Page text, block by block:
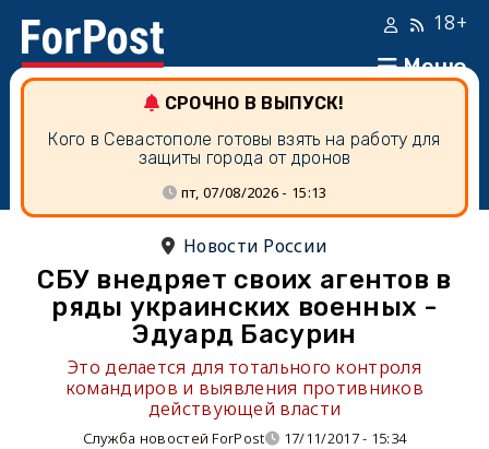
Меню
18+
СРОЧНО В ВЫПУСК!
Кого в Севастополе готовы взять на работу для
защиты города от дронов
пт, 07/08/2026 - 15:13
Новости России
СБУ внедряет своих агентов в
ряды украинских военных -
Эдуард Басурин
Это делается для тотального контроля
командиров и выявления противников
действующей власти
Служба новостей ForPost 17/11/2017 - 15:34